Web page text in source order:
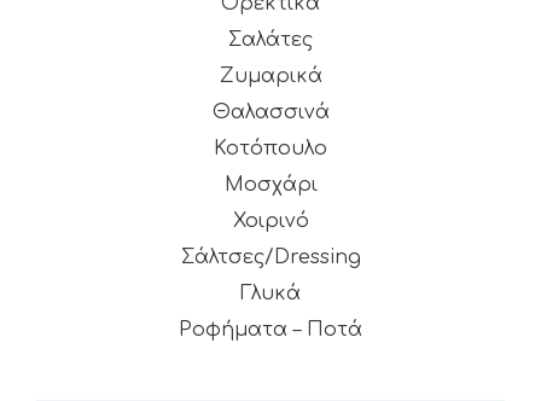
Σαλάτες
Ζυμαρικά
Θαλασσινά
Κοτόπουλο
Μοσχάρι
Χοιρινό
Σάλτσες/Dressing
Γλυκά
Ροφήματα – Ποτά